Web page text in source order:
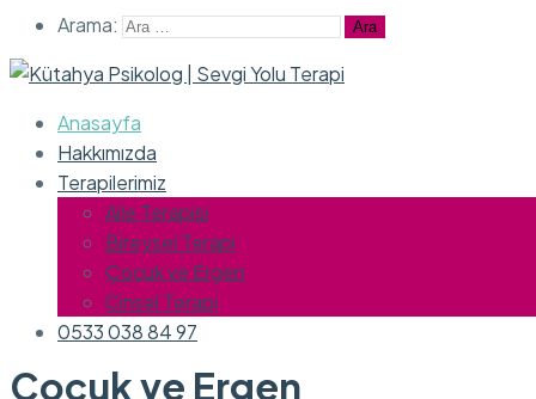
Arama:
Anasayfa
Hakkımızda
Terapilerimiz
Aile Terapisi
Bireysel Terapi
Çocuk ve Ergen
Cinsel Terapi
0533 038 84 97
Çocuk ve Ergen